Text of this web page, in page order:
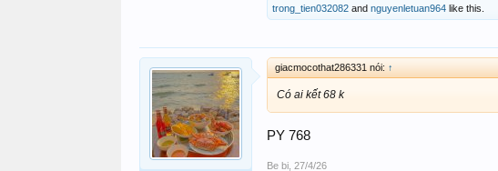
trong_tien032082 and nguyenletuan964 like this.
giacmocothat286331 nói: ↑
Có ai kết 68 k
PY 768
Be bi 27/4/26